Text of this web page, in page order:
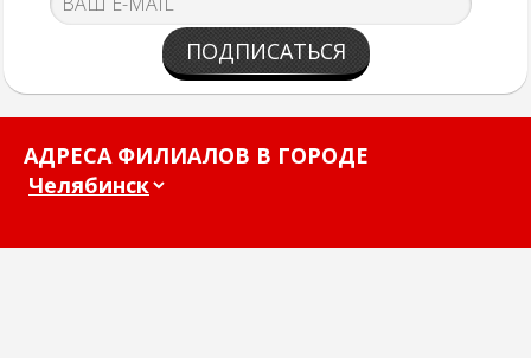
ПОДПИСАТЬСЯ
АДРЕСА ФИЛИАЛОВ В ГОРОДЕ